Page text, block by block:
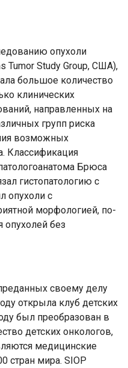
опухоли
Tumor Study Group, США),
большое количество
клинических
направленных на
групп риска
возможных
Классификация
Брюса
гистопатологию с
опухоли с
морфологией, по-
опухолей без
своему делу
открыла клуб детских
был преобразован в
детских онкологов,
медицинские
стран мира. SIOP